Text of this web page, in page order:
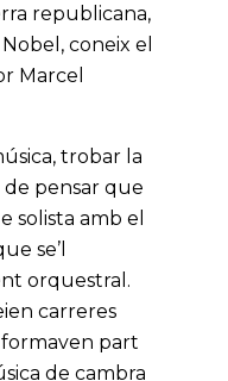
republicana,
coneix el
Marcel
trobar la
de pensar que
solista amb el
se’l
orquestral.
carreres
formaven part
de cambra